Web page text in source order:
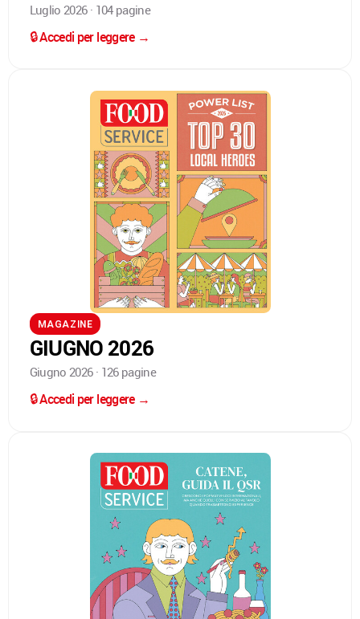
Luglio 2026 · 104 pagine
🔒 Accedi per leggere →
MAGAZINE
GIUGNO 2026
Giugno 2026 · 126 pagine
🔒 Accedi per leggere →